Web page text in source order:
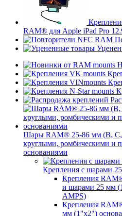
RAM® для Apple iPad Pro
Шары RAM® 25-86 мм (B, C,
круглыми, ромбическими и
основаниями
Крепления с шарами
Крепления
и шарами 25 мм
AMPS)
Крепления
мм (1"х2")